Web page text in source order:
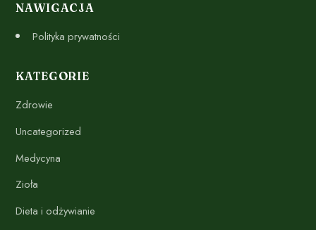
NAWIGACJA
Polityka prywatności
KATEGORIE
Zdrowie
Uncategorized
Medycyna
Zioła
Dieta i odżywianie